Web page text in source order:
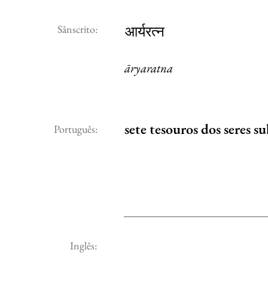
Sânscrito: आर्यरत्न
āryaratna
Português: sete tesouros dos seres
Inglês: